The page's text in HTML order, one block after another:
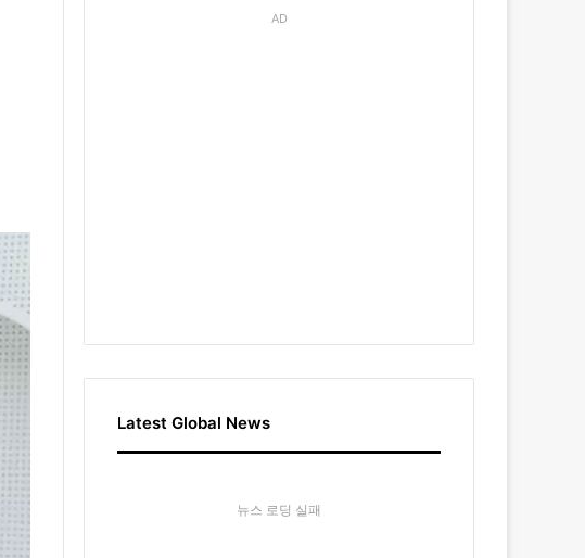
AD
Latest Global News
뉴스 로딩 실패